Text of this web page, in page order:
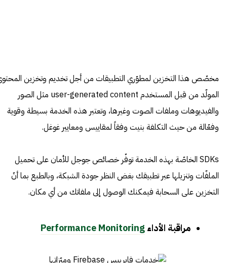
مخصّص هذا التخزين لمطوّري التطبيقات من أجل تخديم وتخزين
المولّد من قبل المستخدم user-generated content مثل الصور
والفيديوهات وملفات الصوت وغيرها، وتعتبر هذه الخدمة بسيطة وقوية
وفعّالة من حيث التكلفة بنيت وفقاً لمقاييس ومعايير غوغل.
SDKs الخاصّة بهذه الخدمة توفّر خصائص جوجل للأمان على تحميل
الملفّات وتنزيلها عبر تطبيقك بغض النظر جودة الشبكة، وبالطبع بما أنّ
التخزين على السحابة فيمكنك الوصول إلى ملفاتك من أي مكان.
مراقبة الأداءPerformance Monitoring